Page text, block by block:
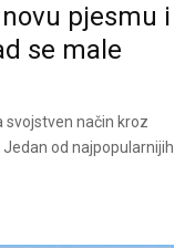
pjesmu i
se male
svojstven način kroz
od najpopularnijih